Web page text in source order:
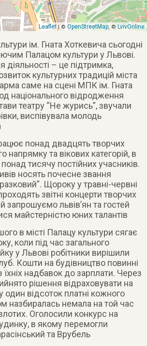
Leaflet| © OpenStreetMap, ©LvivOnline
ім. Гната Хоткевича сьогодні
Палацом культури у Львові.
діяльності – це підтримка,
культурних традицій міста
саме на сцені МПК ім. Гната
національного відродження
театру “Не журись”, звучали
виспівувала молодь
понад двадцять творчих
напрямку та вікових категорій, в
тисячу постійних учасників.
носять почесне звання
Щороку у травні-червні
звітні концерти творчих
запрошуємо львів’ян та гостей
майстерністю юних талантів
в місті Палацу культури сягає
коли під час загального
у Львові робітники вирішили
Кошти на будівництво повинні
надбавок до зарплати. Через
рішення відраховувати на
один відсоток платні кожного
назбиралась немала на той час
Оголосили конкурс на
в якому перемогли
та Врубель